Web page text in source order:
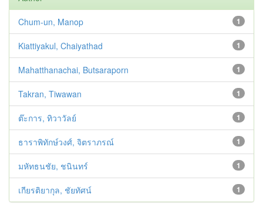
1
Chum-un, Manop
1
Kiattiyakul, Chaiyathad
1
Mahatthanachai, Butsaraporn
1
Takran, Tiwawan
1
ต๊ะการ, ทิวาวัลย์
1
ธาราพิทักษ์วงศ์, จิตราภรณ์
1
มหัทธนชัย, ชนินทร์
1
เกียรติยากุล, ชัยทัศน์